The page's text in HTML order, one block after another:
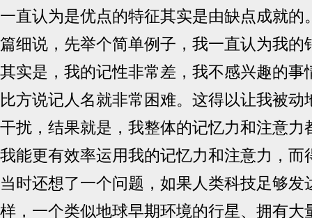
一直认为是优点的特征其实是由缺点成就的
篇细说，先举个简单例子，我一直认为我的
其实是，我的记性非常差，我不感兴趣的事
比方说记人名就非常困难。这得以让我被动
干扰，结果就是，我整体的记忆力和注意力
我能更有效率运用我的记忆力和注意力，而
当时还想了一个问题，如果人类科技足够发
样，一个类似地球早期环境的行星、拥有大